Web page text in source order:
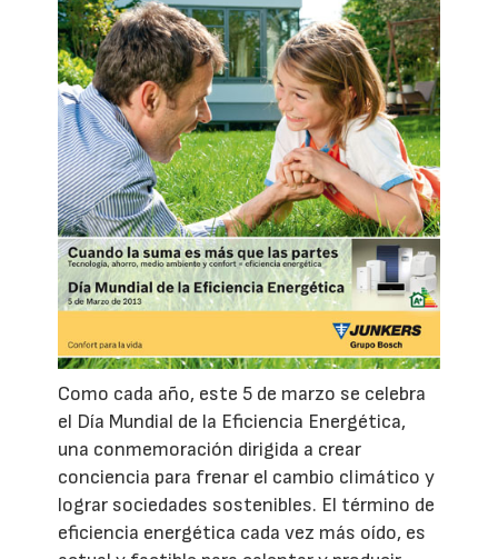
Como cada año, este 5 de marzo se celebra
el Día Mundial de la Eficiencia Energética,
una conmemoración dirigida a crear
conciencia para frenar el cambio climático y
lograr sociedades sostenibles. El término de
eficiencia energética cada vez más oído, es